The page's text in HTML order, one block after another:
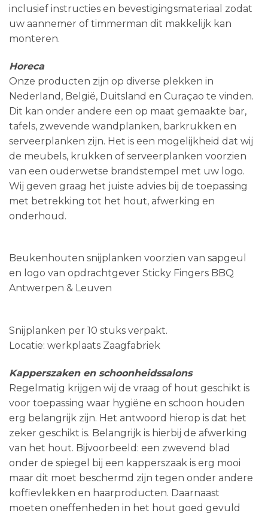
inclusief instructies en bevestigingsmateriaal zodat
uw aannemer of timmerman dit makkelijk kan
monteren.
Horeca
Onze producten zijn op diverse plekken in
Nederland, België, Duitsland en Curaçao te vinden.
Dit kan onder andere een op maat gemaakte bar,
tafels, zwevende wandplanken, barkrukken en
serveerplanken zijn. Het is een mogelijkheid dat wij
de meubels, krukken of serveerplanken voorzien
van een ouderwetse brandstempel met uw logo.
Wij geven graag het juiste advies bij de toepassing
met betrekking tot het hout, afwerking en
onderhoud.
Beukenhouten snijplanken voorzien van sapgeul
en logo van opdrachtgever Sticky Fingers BBQ
Antwerpen & Leuven
Snijplanken per 10 stuks verpakt.
Locatie: werkplaats Zaagfabriek
Kapperszaken en schoonheidssalons
Regelmatig krijgen wij de vraag of hout geschikt is
voor toepassing waar hygiëne en schoon houden
erg belangrijk zijn. Het antwoord hierop is dat het
zeker geschikt is. Belangrijk is hierbij de afwerking
van het hout. Bijvoorbeeld: een zwevend blad
onder de spiegel bij een kapperszaak is erg mooi
maar dit moet beschermd zijn tegen onder andere
koffievlekken en haarproducten. Daarnaast
moeten oneffenheden in het hout goed gevuld